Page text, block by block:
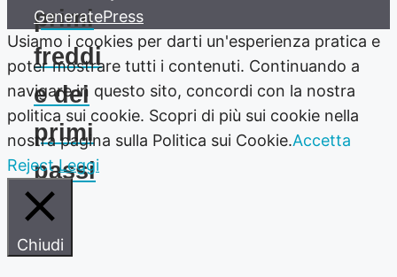
primi
freddi
e dei
primi
passi
GeneratePress
Usiamo i cookies per darti un'esperienza pratica e
poter mostrare tutti i contenuti. Continuando a
navigare in questo sito, concordi con la nostra
politica sui cookie. Scopri di più sui cookie nella
nostra pagina sulla Politica sui Cookie.Accetta
Reject Leggi
Chiudi